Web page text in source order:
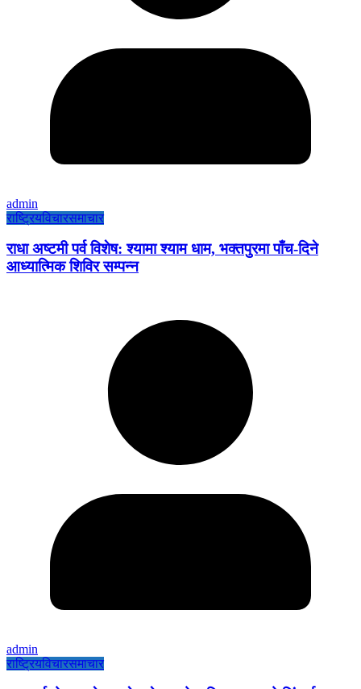
admin
राष्ट्रियविचारसमाचार
राधा अष्टमी पर्व विशेष: श्यामा श्याम धाम, भक्तपुरमा पाँच-दिने
आध्यात्मिक शिविर सम्पन्न
admin
राष्ट्रियविचारसमाचार